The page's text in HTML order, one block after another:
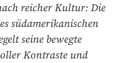
reicher Kultur: Die
südamerikanischen
seine bewegte
Kontraste und